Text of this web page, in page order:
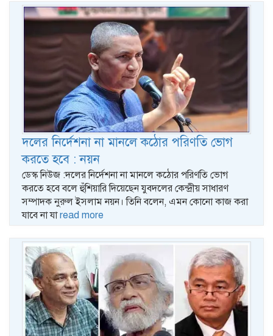
দলের নির্দেশনা না মানলে কঠোর পরিণতি ভোগ
করতে হবে : নয়ন
ডেস্ক নিউজ :দলের নির্দেশনা না মানলে কঠোর পরিণতি ভোগ
করতে হবে বলে হুঁশিয়ারি দিয়েছেন যুবদলের কেন্দ্রীয় সাধারণ
সম্পাদক নুরুল ইসলাম নয়ন। তিনি বলেন, এমন কোনো কাজ করা
যাবে না যাread more